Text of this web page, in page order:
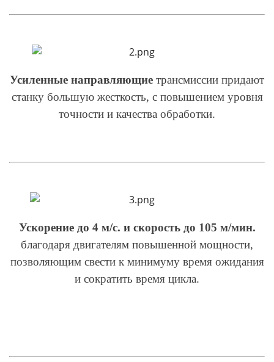
Усиленные направляющие трансмиссии придают
станку большую жесткость, с повышением уровня
точности и качества обработки.
Ускорение до 4 м/с. и скорость до 105 м/мин.
благодаря двигателям повышенной мощности,
позволяющим свести к минимуму время ожидания
и сократить время цикла.